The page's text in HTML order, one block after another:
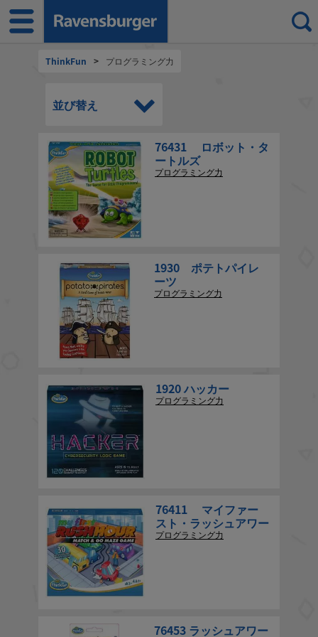
ThinkFun > プログラミング力
並び替え
76431 ロボット・タ
ートルズ
プログラミング力
1930 ポテトパイレ
ーツ
プログラミング力
1920 ハッカー
プログラミング力
76411 マイファー
スト・ラッシュアワー
プログラミング力
76453 ラッシュアワー